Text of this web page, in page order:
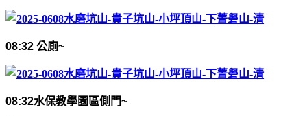
08:32 公廁~
08:32水保教學園區側門~